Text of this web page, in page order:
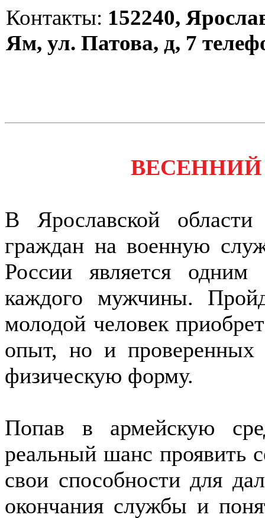
Контакты: 152240,
Ям, ул. Патова, д, 7
ВЕСЕННИЙ
В Ярославской области
граждан на военную
России является
каждого мужчины.
молодой человек
опыт, но и проверенных
физическую форму.
Попав в армейскую
реальный шанс проявить
свои способности для
окончания службы и